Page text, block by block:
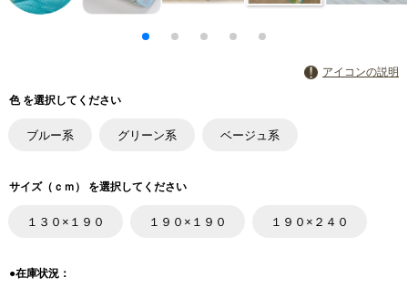
アイコンの説明
色 を選択してください
ブルー系 グリーン系 ベージュ系
サイズ（ｃｍ） を選択してください
１３０×１９０ １９０×１９０ １９０×２４０
●在庫状況：